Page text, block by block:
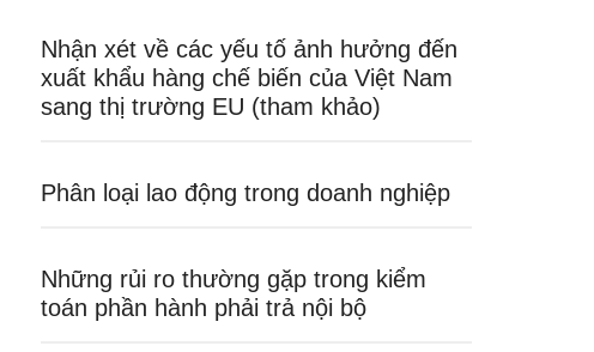
Nhận xét về các yếu tố ảnh hưởng đến
xuất khẩu hàng chế biến của Việt Nam
sang thị trường EU (tham khảo)
Phân loại lao động trong doanh nghiệp
Những rủi ro thường gặp trong kiểm
toán phần hành phải trả nội bộ